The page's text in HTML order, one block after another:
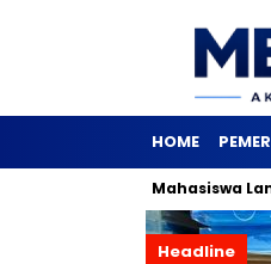
HOME
Besar, Mahasiswa Lampung
Headline